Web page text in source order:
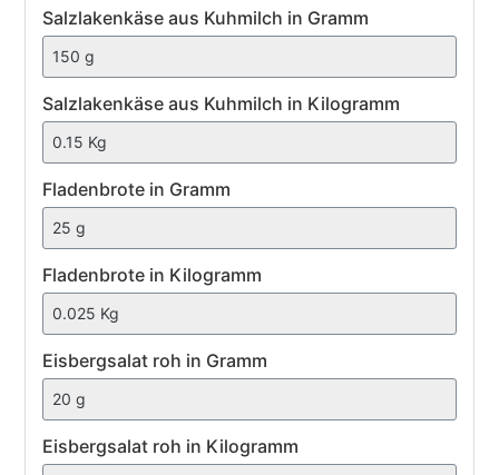
Salzlakenkäse
aus
Kuhmilch
Salzlakenkäse aus Kuhmilch in Gramm
Salzlakenkäse aus Kuhmilch in Kilogramm
Fladenbrote
Fladenbrote in Gramm
Fladenbrote in Kilogramm
Eisbergsalat
roh
Eisbergsalat roh in Gramm
Eisbergsalat roh in Kilogramm